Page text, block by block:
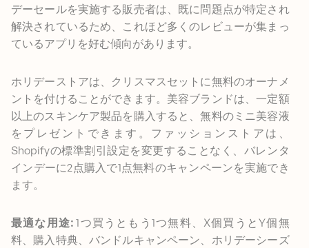
デーセールを実施する販売者は、既に問題点が特定され
解決されているため、これほど多くのレビューが集まっ
ているアプリを好む傾向があります。
ホリデーストアは、クリスマスセットに無料のオーナメ
ントを付けることができます。美容ブランドは、一定額
以上のスキンケア製品を購入すると、無料のミニ美容液
をプレゼントできます。ファッションストアは、
Shopifyの標準割引設定を変更することなく、バレンタ
インデーに2点購入で1点無料のキャンペーンを実施でき
ます。
最適な用途: 1つ買うともう1つ無料、X個買うとY個無
料、購入特典、バンドルキャンペーン、ホリデーシーズ